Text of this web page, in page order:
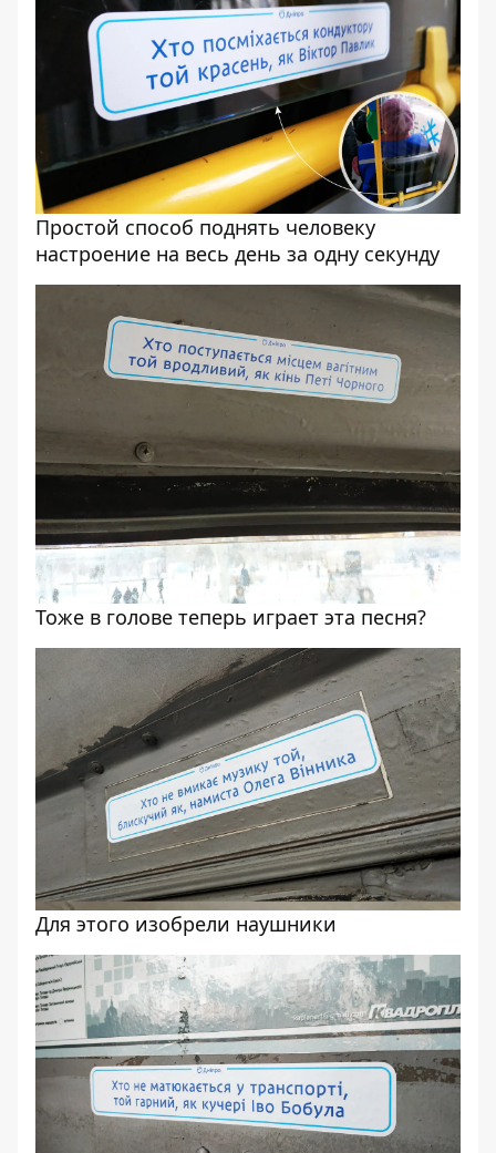
Простой способ поднять человеку
настроение на весь день за одну секунду
Тоже в голове теперь играет эта песня?
Для этого изобрели наушники